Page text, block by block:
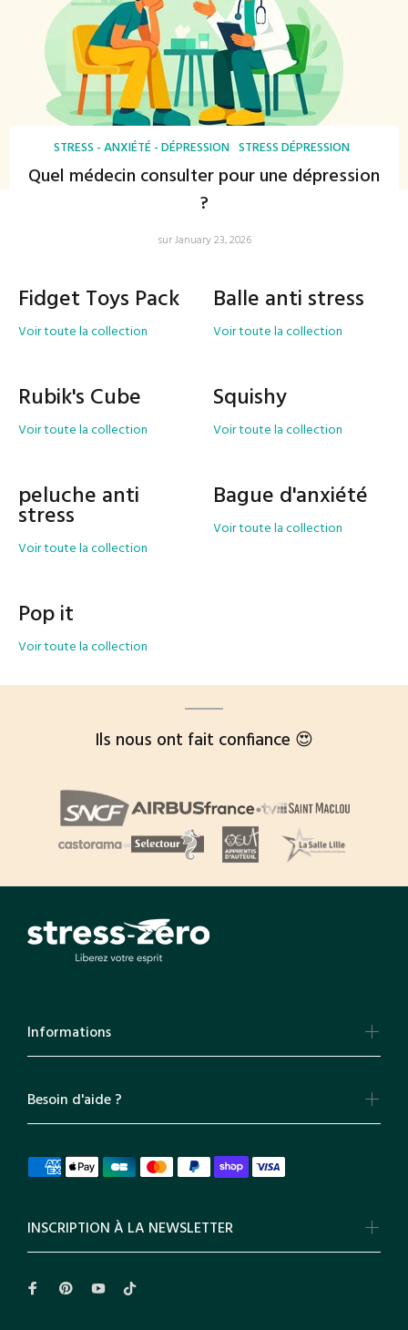
STRESS - ANXIÉTÉ - DÉPRESSION STRESS DÉPRESSION
Quel médecin consulter pour une dépression
?
sur January 23, 2026
Fidget Toys Pack
Voir toute la collection
Balle anti stress
Voir toute la collection
Rubik's Cube
Voir toute la collection
Squishy
Voir toute la collection
peluche anti
stress
Voir toute la collection
Bague d'anxiété
Voir toute la collection
Pop it
Voir toute la collection
Ils nous ont fait confiance 😍
Informations
Besoin d'aide ?
INSCRIPTION À LA NEWSLETTER